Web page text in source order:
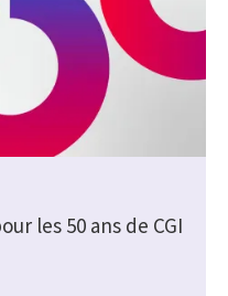
les 50 ans de CGI